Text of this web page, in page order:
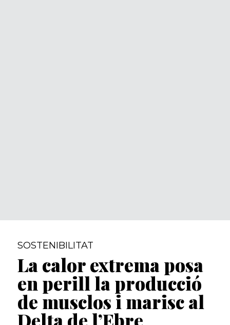
SOSTENIBILITAT
La calor extrema posa
en perill la producció
de musclos i marisc al
Delta de l’Ebre